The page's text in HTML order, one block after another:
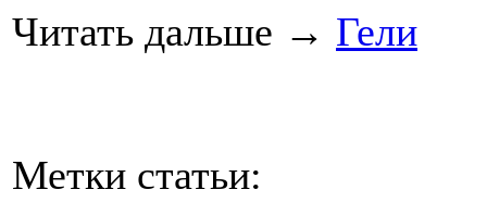
Читать дальше → Гели
Метки статьи: